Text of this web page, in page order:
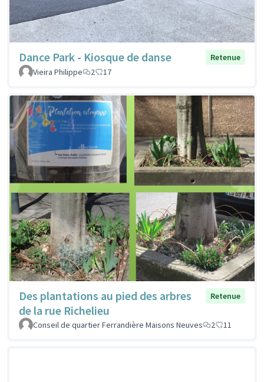
Dance Park - Kiosque de danse
Retenue
Vieira Philippe
2 17
Des plantations au pied des arbres
de la rue Richelieu
Retenue
Conseil de quartier Ferrandière Maisons Neuves 2 11